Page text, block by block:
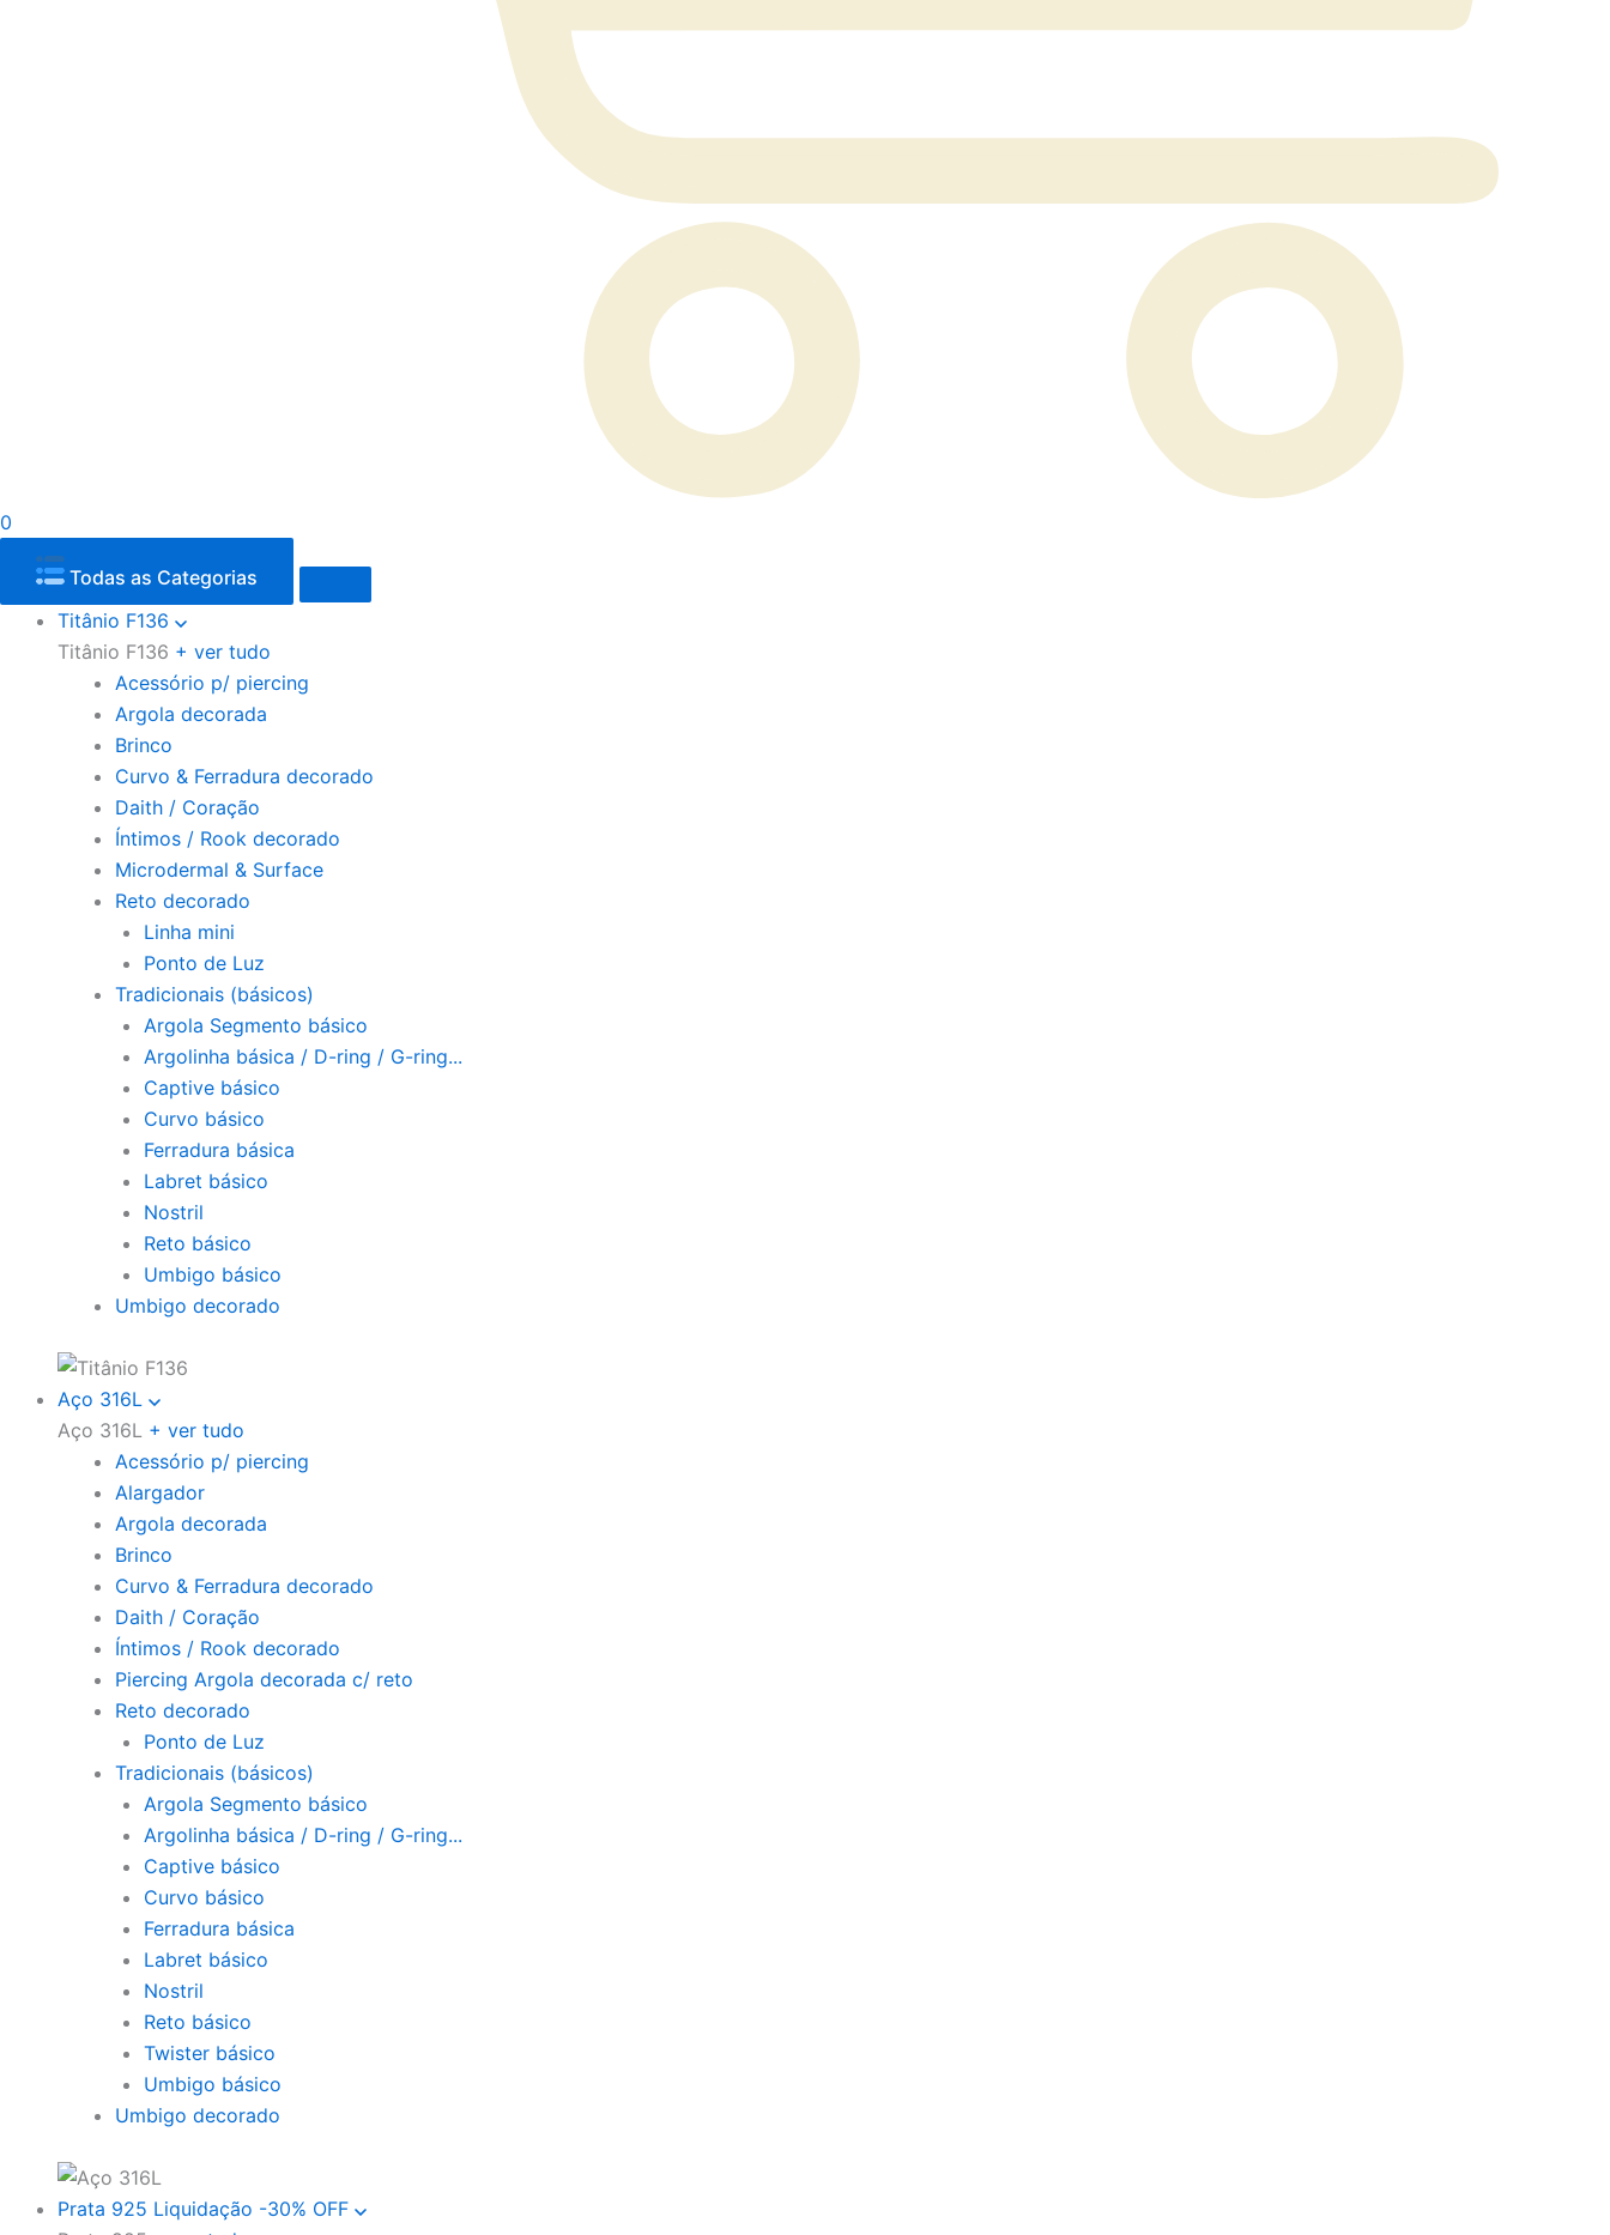
0
Todas as Categorias
Titânio F136
Titânio F136 + ver tudo
Acessório p/ piercing
Argola decorada
Brinco
Curvo & Ferradura decorado
Daith / Coração
Íntimos / Rook decorado
Microdermal & Surface
Reto decorado
Linha mini
Ponto de Luz
Tradicionais (básicos)
Argola Segmento básico
Argolinha básica / D-ring / G-ring...
Captive básico
Curvo básico
Ferradura básica
Labret básico
Nostril
Reto básico
Umbigo básico
Umbigo decorado
Aço 316L
Aço 316L + ver tudo
Acessório p/ piercing
Alargador
Argola decorada
Brinco
Curvo & Ferradura decorado
Daith / Coração
Íntimos / Rook decorado
Piercing Argola decorada c/ reto
Reto decorado
Ponto de Luz
Tradicionais (básicos)
Argola Segmento básico
Argolinha básica / D-ring / G-ring...
Captive básico
Curvo básico
Ferradura básica
Labret básico
Nostril
Reto básico
Twister básico
Umbigo básico
Umbigo decorado
Prata 925 Liquidação -30% OFF